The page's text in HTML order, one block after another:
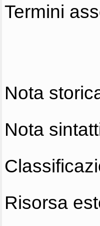
Termini
Nota
Nota
Risorsa